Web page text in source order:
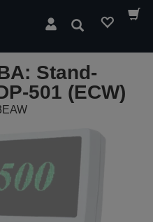
Cerca
Stand-
501 (ECW)